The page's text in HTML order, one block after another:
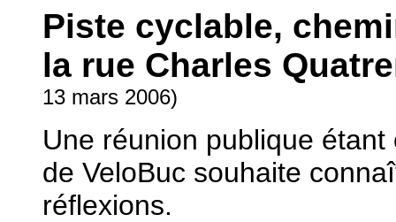
Piste cyclable,
la rue Charles
13 mars 2006)
Une réunion publique
de VeloBuc souhaite
réflexions.